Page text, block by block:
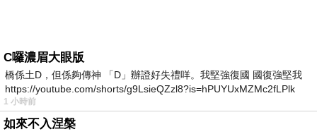
C囉濃眉大眼版
橋係土D，但係夠傳神 「D」辦證好失禮咩。我堅強復國 國復強堅我
https://youtube.com/shorts/g9LsieQZzl8?is=hPUYUxMZMc2fLPlk
1 小時前
如來不入涅槃